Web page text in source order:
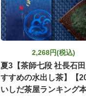
2,268円(税込)
夏3【茶師七段 社長石
すすめの水出し茶】【
いしだ茶屋ランキング